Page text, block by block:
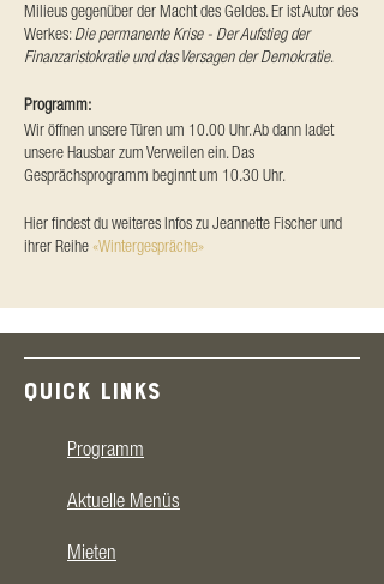
Milieus gegenüber der Macht des Geldes. Er ist Autor des
Werkes:Die permanente Krise - Der Aufstieg der
Finanzaristokratie und das Versagen der Demokratie.
Programm:
Wir öffnen unsere Türen um 10.00 Uhr. Ab dann ladet
unsere Hausbar zum Verweilen ein. Das
Gesprächsprogramm beginnt um 10.30 Uhr.
Hier findest du weiteres Infos zu Jeannette Fischer und
ihrer Reihe«Wintergespräche»
QUICK LINKS
Programm
Aktuelle Menüs
Mieten